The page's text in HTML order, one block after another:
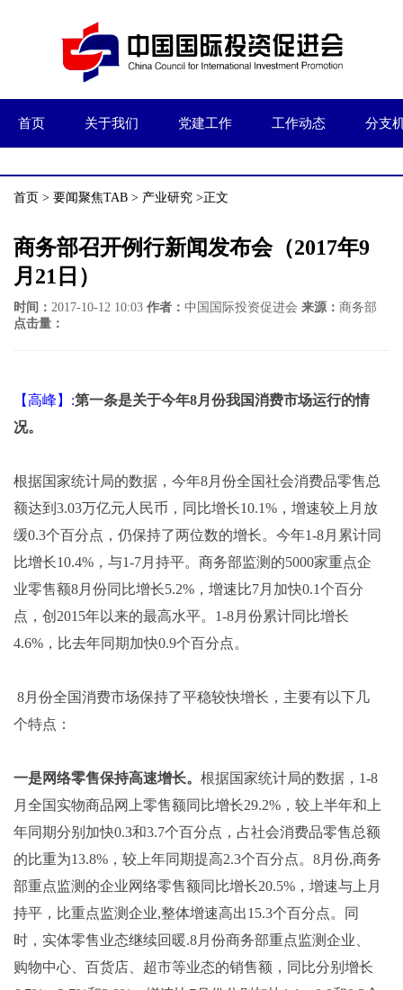
首页 关于我们 党建工作 工作动态 分支
首页 > 要闻聚焦TAB > 产业研究 >正文
商务部召开例行新闻发布会（2017年9
月21日）
时间： 2017-10-12 10:03 作者： 中国国际投资促进会 来源： 商务部
点击量：
【高峰】:第一条是关于今年8月份我国消费市场运行的情
况。
根据国家统计局的数据，今年8月份全国社会消费品零售总
额达到3.03万亿元人民币，同比增长10.1%，增速较上月放
缓0.3个百分点，仍保持了两位数的增长。今年1-8月累计同
比增长10.4%，与1-7月持平。商务部监测的5000家重点企
业零售额8月份同比增长5.2%，增速比7月加快0.1个百分
点，创2015年以来的最高水平。1-8月份累计同比增长
4.6%，比去年同期加快0.9个百分点。
8月份全国消费市场保持了平稳较快增长，主要有以下几
个特点：
一是网络零售保持高速增长。 根据国家统计局的数据，1-8
月全国实物商品网上零售额同比增长29.2%，较上半年和上
年同期分别加快0.3和3.7个百分点，占社会消费品零售总额
的比重为13.8%，较上年同期提高2.3个百分点。8月份,商务
部重点监测的企业网络零售额同比增长20.5%，增速与上月
持平，比重点监测企业,整体增速高出15.3个百分点。同
时，实体零售业态继续回暖.8月份商务部重点监测企业、
购物中心、百货店、超市等业态的销售额，同比分别增长